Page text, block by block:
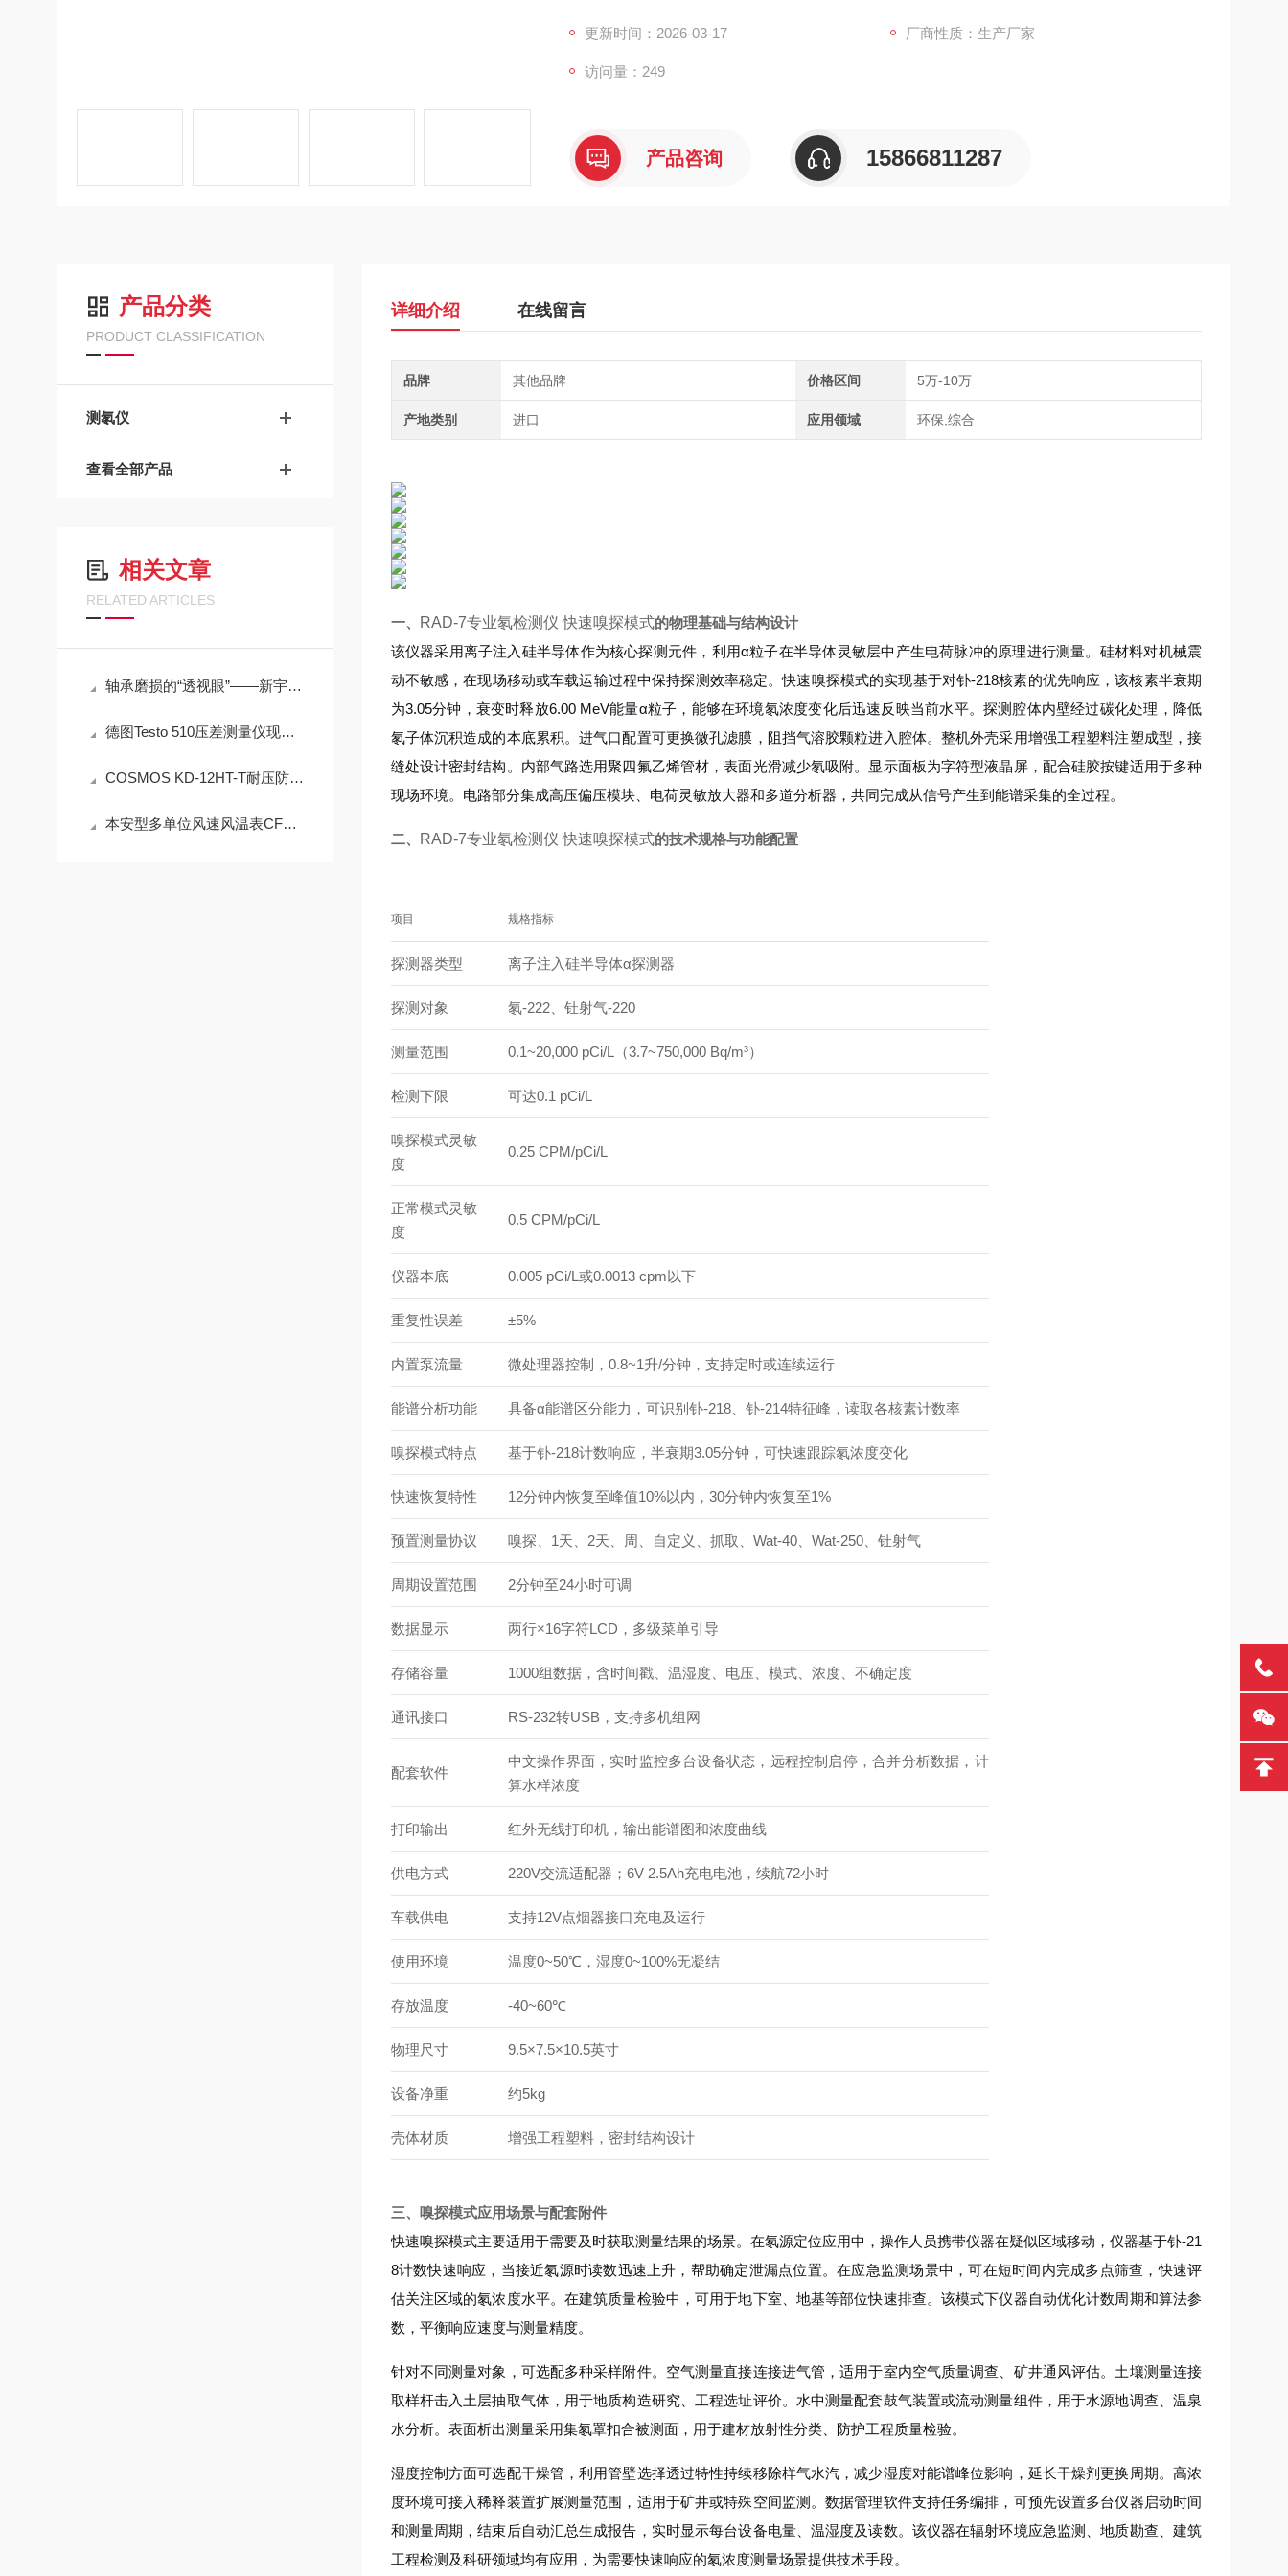
更新时间：2026-03-17
厂商性质：生产厂家
访问量：249
产品咨询 15866811287
产品分类
PRODUCT CLASSIFICATION
测氡仪
查看全部产品
相关文章
RELATED ARTICLES
轴承磨损的“透视眼”——新宇宙COSMOS便携式润滑脂铁粉浓度计SDM-72
德图Testo 510压差测量仪现场测量操作与误差控制
COSMOS KD-12HT-T耐压防爆NMP炉内直插检测设备工程设计指南
本安型多单位风速风温表CFD25(A)简介
详细介绍 在线留言
品牌 其他品牌 价格区间 5万-10万
产地类别 进口 应用领域 环保,综合
一、 RAD-7专业氡检测仪 快速嗅探模式的物理基础与结构设计
该仪器采用离子注入硅半导体作为核心探测元件，利用α粒子在半导体灵敏层中产生电荷脉冲的原理进行测量。硅材料对机械震
动不敏感，在现场移动或车载运输过程中保持探测效率稳定。快速嗅探模式的实现基于对钋-218核素的优先响应，该核素半衰期
为3.05分钟，衰变时释放6.00 MeV能量α粒子，能够在环境氡浓度变化后迅速反映当前水平。探测腔体内壁经过碳化处理，降低
氡子体沉积造成的本底累积。进气口配置可更换微孔滤膜，阻挡气溶胶颗粒进入腔体。整机外壳采用增强工程塑料注塑成型，接
缝处设计密封结构。内部气路选用聚四氟乙烯管材，表面光滑减少氡吸附。显示面板为字符型液晶屏，配合硅胶按键适用于多种
现场环境。电路部分集成高压偏压模块、电荷灵敏放大器和多道分析器，共同完成从信号产生到能谱采集的全过程。
二、 RAD-7专业氡检测仪 快速嗅探模式的技术规格与功能配置
项目 规格指标
探测器类型 离子注入硅半导体α探测器
探测对象 氡-222、钍射气-220
测量范围 0.1~20,000 pCi/L（3.7~750,000 Bq/m³）
检测下限 可达0.1 pCi/L
嗅探模式灵敏
度
0.25 CPM/pCi/L
正常模式灵敏
度
0.5 CPM/pCi/L
仪器本底 0.005 pCi/L或0.0013 cpm以下
重复性误差 ±5%
内置泵流量 微处理器控制，0.8~1升/分钟，支持定时或连续运行
能谱分析功能 具备α能谱区分能力，可识别钋-218、钋-214特征峰，读取各核素计数率
嗅探模式特点 基于钋-218计数响应，半衰期3.05分钟，可快速跟踪氡浓度变化
快速恢复特性 12分钟内恢复至峰值10%以内，30分钟内恢复至1%
预置测量协议 嗅探、1天、2天、周、自定义、抓取、Wat-40、Wat-250、钍射气
周期设置范围 2分钟至24小时可调
数据显示 两行×16字符LCD，多级菜单引导
存储容量 1000组数据，含时间戳、温湿度、电压、模式、浓度、不确定度
通讯接口 RS-232转USB，支持多机组网
配套软件
中文操作界面，实时监控多台设备状态，远程控制启停，合并分析数据，计
算水样浓度
打印输出 红外无线打印机，输出能谱图和浓度曲线
供电方式 220V交流适配器；6V 2.5Ah充电电池，续航72小时
车载供电 支持12V点烟器接口充电及运行
使用环境 温度0~50℃，湿度0~100%无凝结
存放温度 -40~60℃
物理尺寸 9.5×7.5×10.5英寸
设备净重 约5kg
壳体材质 增强工程塑料，密封结构设计
三、嗅探模式应用场景与配套附件
快速嗅探模式主要适用于需要及时获取测量结果的场景。在氡源定位应用中，操作人员携带仪器在疑似区域移动，仪器基于钋-21
8计数快速响应，当接近氡源时读数迅速上升，帮助确定泄漏点位置。在应急监测场景中，可在短时间内完成多点筛查，快速评
估关注区域的氡浓度水平。在建筑质量检验中，可用于地下室、地基等部位快速排查。该模式下仪器自动优化计数周期和算法参
数，平衡响应速度与测量精度。
针对不同测量对象，可选配多种采样附件。空气测量直接连接进气管，适用于室内空气质量调查、矿井通风评估。土壤测量连接
取样杆击入土层抽取气体，用于地质构造研究、工程选址评价。水中测量配套鼓气装置或流动测量组件，用于水源地调查、温泉
水分析。表面析出测量采用集氡罩扣合被测面，用于建材放射性分类、防护工程质量检验。
湿度控制方面可选配干燥管，利用管壁选择透过特性持续移除样气水汽，减少湿度对能谱峰位影响，延长干燥剂更换周期。高浓
度环境可接入稀释装置扩展测量范围，适用于矿井或特殊空间监测。数据管理软件支持任务编排，可预先设置多台仪器启动时间
和测量周期，结束后自动汇总生成报告，实时显示每台设备电量、温湿度及读数。该仪器在辐射环境应急监测、地质勘查、建筑
工程检测及科研领域均有应用，为需要快速响应的氡浓度测量场景提供技术手段。